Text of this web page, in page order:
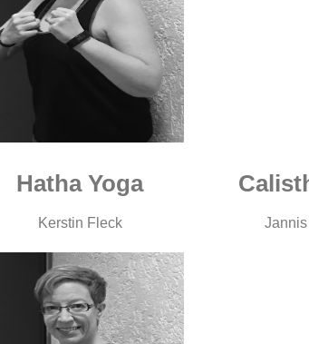
Hatha Yoga
Kerstin Fleck